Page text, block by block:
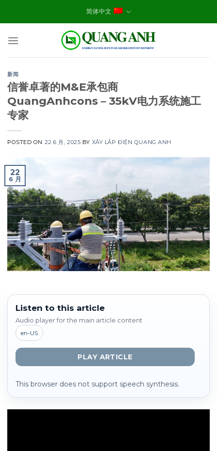
简体中文
新闻
信誉卓著的M&E承包商
QuangAnhcons – 35kV电力系统施工
专家
POSTED ON 22 6 月, 2025 BY XÂY LẮP ĐIỆN QUANG ANH
22
6 月
Listen to this article
Audio player for the main article content
en-US
PLAY ARTICLE
This browser does not support speech synthesis.